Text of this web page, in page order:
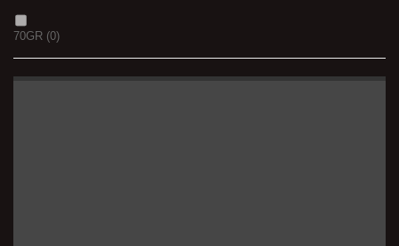
70GR (0)